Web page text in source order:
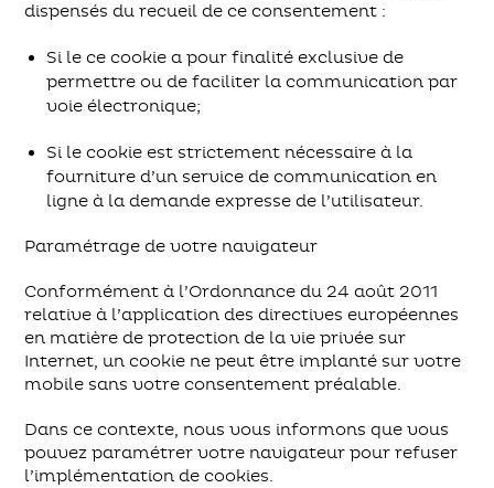
dispensés du recueil de ce consentement :
Si le ce cookie a pour finalité exclusive de
permettre ou de faciliter la communication par
voie électronique;
Si le cookie est strictement nécessaire à la
fourniture d’un service de communication en
ligne à la demande expresse de l’utilisateur.
Paramétrage de votre navigateur
Conformément à l’Ordonnance du 24 août 2011
relative à l’application des directives européennes
en matière de protection de la vie privée sur
Internet, un cookie ne peut être implanté sur votre
mobile sans votre consentement préalable.
Dans ce contexte, nous vous informons que vous
pouvez paramétrer votre navigateur pour refuser
l’implémentation de cookies.